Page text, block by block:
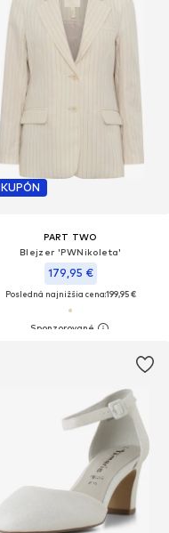
KUPÓN
PART TWO
Blejzer 'PWNikoleta'
179,95 €
Posledná najnižšia cena:199,95 €